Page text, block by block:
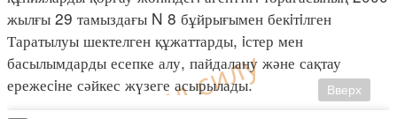
жылғы 29 тамыздағы N 8 бұйрығымен бекiтiлген
Таратылуы шектелген құжаттарды, iстер мен
басылымдарды есепке алу, пайдалану және сақтау
ережесiне сәйкес жүзеге асырылады.
Вверх